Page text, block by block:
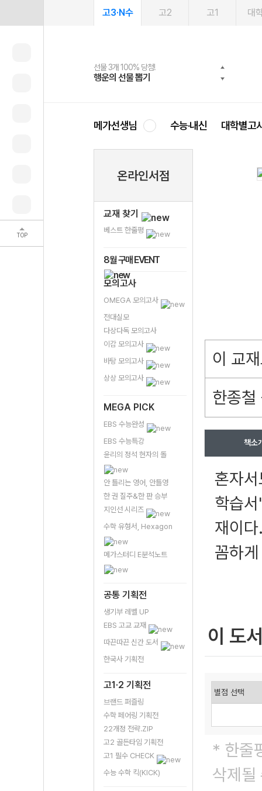
TOP
고3·N수 고2 고1 대
선물 3개 100% 당첨!
행운의 선물 뽑기
선물 100% 증정!
메가스터디 X 올리브
여름방학 스터디 캐시백
메가런 썸머스쿨
2027 러셀 단과
강사 공개선발
스마트러닝앱
설문 EVENT
메가패스
3일 무료 체험권
메가패스 수강생 무료혜택!
메가클럽 멤버십
사회공헌 캠페인
희망이룸 메가나눔
메가선생님 수능·내신 대학별고
온라인서점
교재 찾기
베스트 한줄평
8월 구매 EVENT
모의고사
OMEGA 모의고사
전대실모
다상다독 모의고사
이감 모의고사
바탕 모의고사
상상 모의고사
MEGA PICK
EBS 수능완성
EBS 수능특강
윤리의 정석 현자의 돌
안 틀리는 영어, 안틀영
한 권 질주&한 판 승부
지인선 시리즈
수학 유형서, Hexagon
메가스터디 E분석노트
공통 기획전
생기부 레벨 UP
EBS 고교 교재
따끈따끈 신간 도서
한국사 기획전
고1·2 기획전
브랜드 퍼즐링
수학 페어링 기획전
22개정 전략.ZIP
고2 골든타임 기획전
고1 필수 CHECK
수능 수학 킥(KICK)
이 교
한종
책소
혼자
학습
재이
꼼하
이 도
* 한줄
삭제될